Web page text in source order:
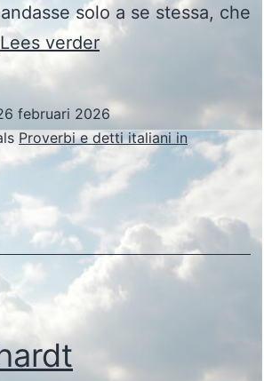
solo a se stessa, che
Lees verderAd
februari 2026
Proverbi e detti italiani in